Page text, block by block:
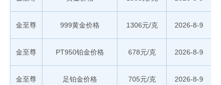
金至尊 999黄金价格 1306元/克 2026-8-9
金至尊 PT950铂金价格 678元/克 2026-8-9
金至尊 足铂金价格 705元/克 2026-8-9